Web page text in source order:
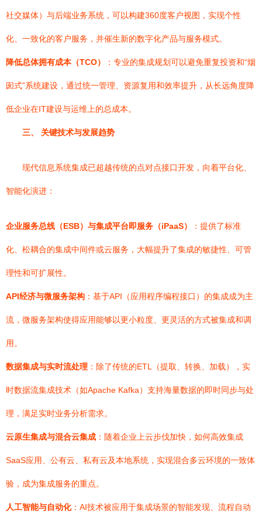
社交媒体）与后端业务系统，可以构建360度客户视图，实现个性
化、一致化的客户服务，并催生新的数字化产品与服务模式。
降低总体拥有成本（TCO） ：专业的集成规划可以避免重复投资和“烟
囱式”系统建设，通过统一管理、资源复用和效率提升，从长远角度降
低企业在IT建设与运维上的总成本。
三、 关键技术与发展趋势
现代信息系统集成已超越传统的点对点接口开发，向着平台化、
智能化演进：
企业服务总线（ESB）与集成平台即服务（iPaaS） ：提供了标准
化、松耦合的集成中间件或云服务，大幅提升了集成的敏捷性、可管
理性和可扩展性。
API经济与微服务架构 ：基于API（应用程序编程接口）的集成成为主
流，微服务架构使得应用能够以更小粒度、更灵活的方式被集成和调
用。
数据集成与实时流处理 ：除了传统的ETL（提取、转换、加载），实
时数据流集成技术（如Apache Kafka）支持海量数据的即时同步与处
理，满足实时业务分析需求。
云原生集成与混合云集成 ：随着企业上云步伐加快，如何高效集成
SaaS应用、公有云、私有云及本地系统，实现混合多云环境的一致体
验，成为集成服务的重点。
人工智能与自动化：AI技术被应用于集成场景的智能发现、流程自动